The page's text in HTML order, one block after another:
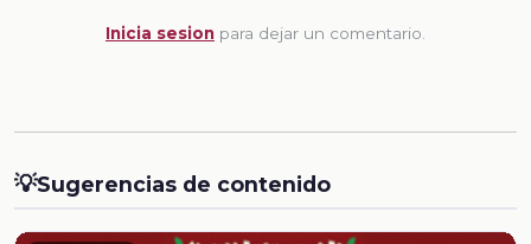
Inicia sesion para dejar un comentario.
💡Sugerencias de contenido